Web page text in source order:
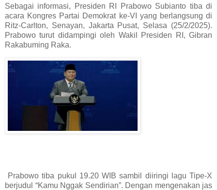
Sebagai informasi, Presiden RI Prabowo Subianto tiba di
acara Kongres Partai Demokrat ke-VI yang berlangsung di
Ritz-Carlton, Senayan, Jakarta Pusat, Selasa (25/2/2025).
Prabowo turut didampingi oleh Wakil Presiden RI, Gibran
Rakabuming Raka.
Prabowo tiba pukul 19.20 WIB sambil diiringi lagu Tipe-X
berjudul “Kamu Nggak Sendirian”. Dengan mengenakan jas